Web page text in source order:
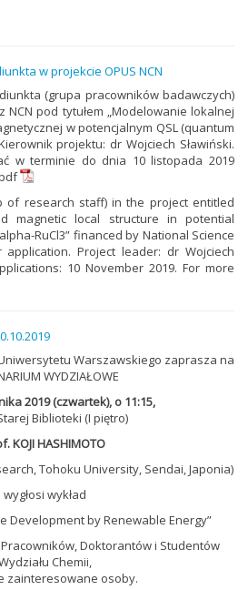
w projekcie OPUS NCN
(grupa pracowników badawczych)
NCN pod tytułem „Modelowanie lokalnej
w potencjalnym QSL (quantum
projektu: dr Wojciech Sławiński.
w terminie do dnia 10 listopada 2019
of research staff) in the project entitled
magnetic local structure in potential
RuCl3” financed by National Science
Project leader: dr Wojciech
10 November 2019. For more
Warszawskiego zaprasza na
WYDZIAŁOWE
2019 (czwartek), o 11:15,
Biblioteki (I piętro)
KOJI HASHIMOTO
Tohoku University, Sendai, Japonia)
wygłosi wykład
Development by Renewable Energy”
Doktorantów i Studentów
Chemii,
zainteresowane osoby.